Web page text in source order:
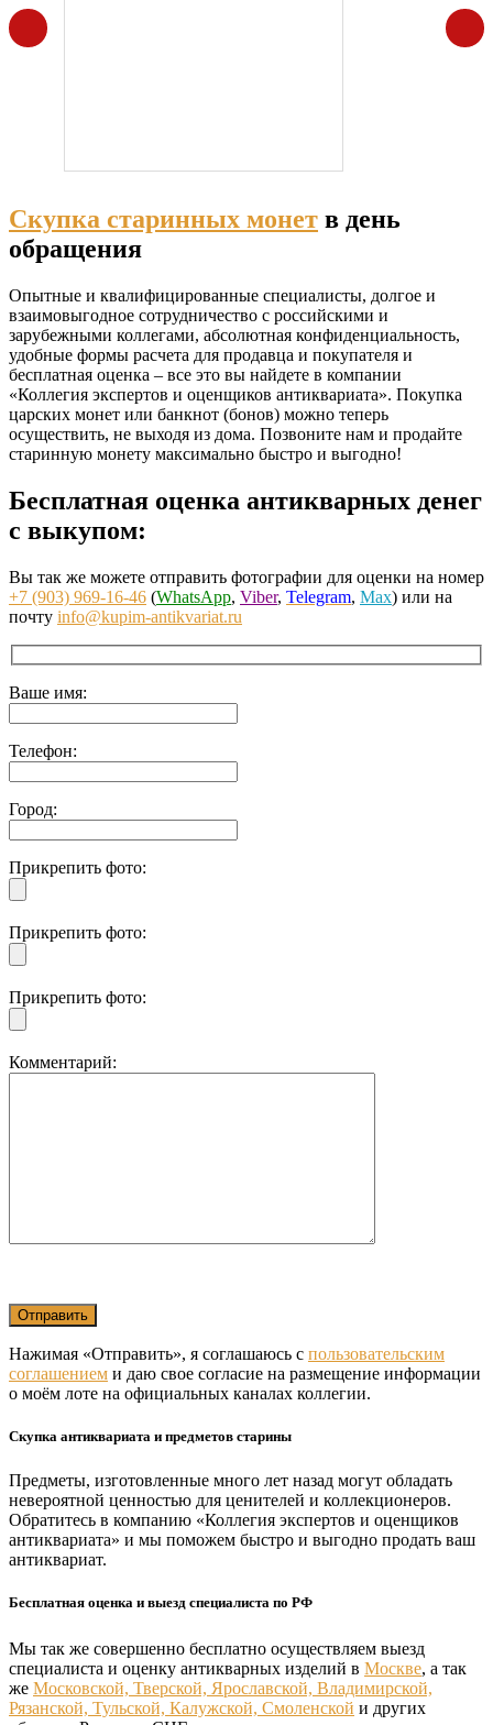
Скупка старинных монет в день
обращения
Опытные и квалифицированные специалисты, долгое и
взаимовыгодное сотрудничество с российскими и
зарубежными коллегами, абсолютная конфиденциальность,
удобные формы расчета для продавца и покупателя и
бесплатная оценка – все это вы найдете в компании
«Коллегия экспертов и оценщиков антиквариата». Покупка
царских монет или банкнот (бонов) можно теперь
осуществить, не выходя из дома. Позвоните нам и продайте
старинную монету максимально быстро и выгодно!
Бесплатная оценка антикварных денег
с выкупом:
Вы так же можете отправить фотографии для оценки на номер
+7 (903) 969-16-46 (WhatsApp, Viber, Telegram, Max) или на
почту info@kupim-antikvariat.ru
Ваше имя:
Телефон:
Город:
Прикрепить фото:
Прикрепить фото:
Прикрепить фото:
Комментарий:
Нажимая «Отправить», я соглашаюсь с пользовательским
соглашением и даю свое согласие на размещение информации
о моём лоте на официальных каналах коллегии.
Скупка антиквариата и предметов старины
Предметы, изготовленные много лет назад могут обладать
невероятной ценностью для ценителей и коллекционеров.
Обратитесь в компанию «Коллегия экспертов и оценщиков
антиквариата» и мы поможем быстро и выгодно продать ваш
антиквариат.
Бесплатная оценка и выезд специалиста по РФ
Мы так же совершенно бесплатно осуществляем выезд
специалиста и оценку антикварных изделий в Москве, а так
же Московской, Тверской, Ярославской, Владимирской,
Рязанской, Тульской, Калужской, Смоленской и других